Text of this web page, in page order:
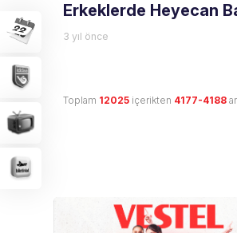
Erkeklerde Heyecan
3 yıl önce
Toplam 12025 içerikten 4177-4188